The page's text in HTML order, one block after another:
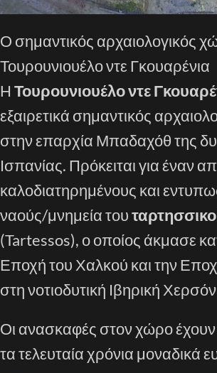
Ο σημαντικός αρχαιολογικός
Τουρουνιουέλο ντε Γκουαρένια
Η Τουρουνιουέλο ντε
εξαιρετικά σημαντικός
στην επαρχία Μπαδαχόθ της
Ισπανίας. Πρόκειται για έναν
καλοδιατηρημένους και
ναούς/μνημεία του
(Tartessos), ο οποίος άκμασε
Εποχή του Χαλκού και την
στη νοτιοδυτική Ιβηρική
Οι ανασκαφές στον χώρο
τα τελευταία χρόνια μοναδικά